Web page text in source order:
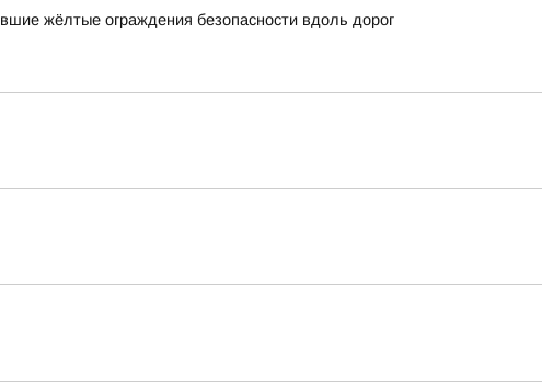
жёлтые ограждения безопасности вдоль дорог